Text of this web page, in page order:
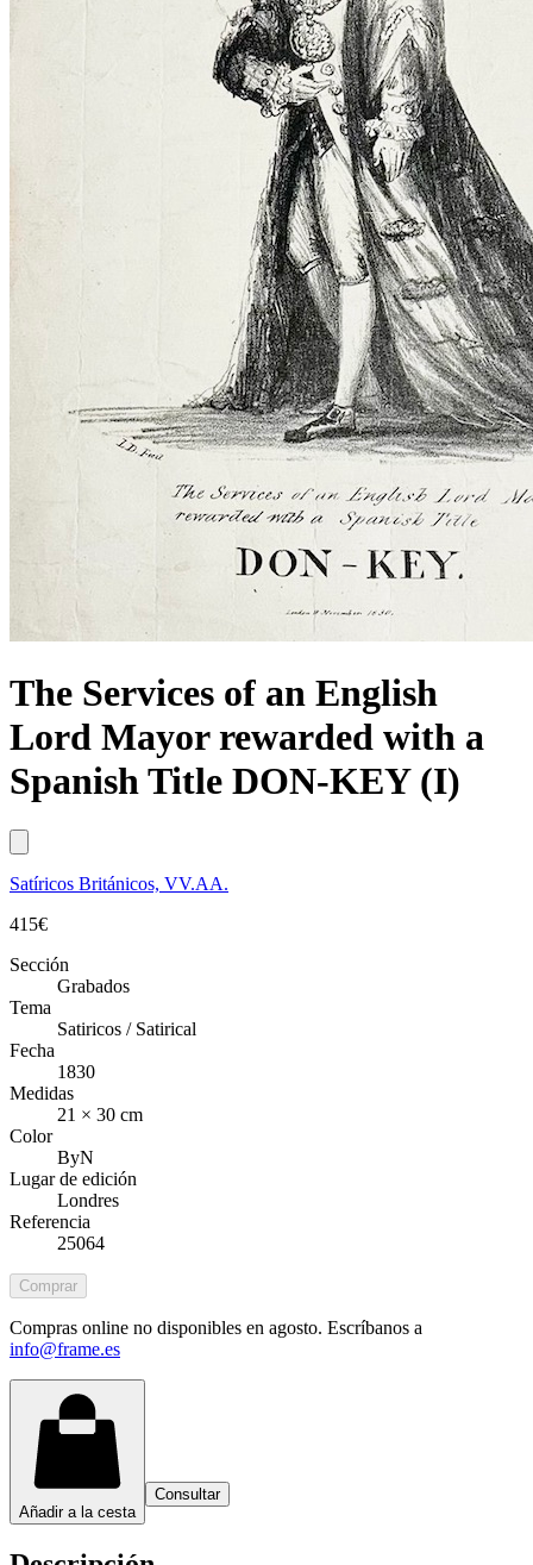
The Services of an English
Lord Mayor rewarded with a
Spanish Title DON-KEY (I)
Satíricos Británicos, VV.AA.
415€
Sección
Grabados
Tema
Satiricos / Satirical
Fecha
1830
Medidas
21 × 30 cm
Color
ByN
Lugar de edición
Londres
Referencia
25064
Comprar
Compras online no disponibles en agosto. Escríbanos a
info@frame.es
Añadir a la cesta
Consultar